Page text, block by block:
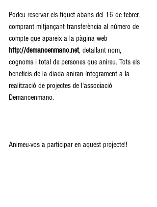
Podeu reservar els tiquet abans del 16 de febrer,
comprant mitjançant transferència al número de
compte que apareix a la pàgina web
http://demanoenmano.net, detallant nom,
cognoms i total de persones que anireu. Tots els
beneficis de la diada aniran íntegrament a la
realització de projectes de l'associació
Demanoenmano.
Animeu-vos a participar en aquest projecte!!